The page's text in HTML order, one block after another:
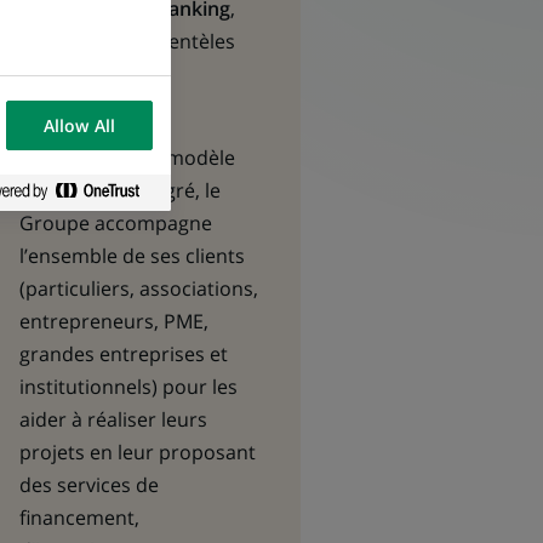
& Institutional Banking,
centré sur les clientèles
Entreprises et
Institutionnels.
Fort d’un solide modèle
diversifié et intégré, le
Groupe accompagne
l’ensemble de ses clients
(particuliers, associations,
entrepreneurs, PME,
grandes entreprises et
institutionnels) pour les
aider à réaliser leurs
projets en leur proposant
des services de
financement,
Allow All